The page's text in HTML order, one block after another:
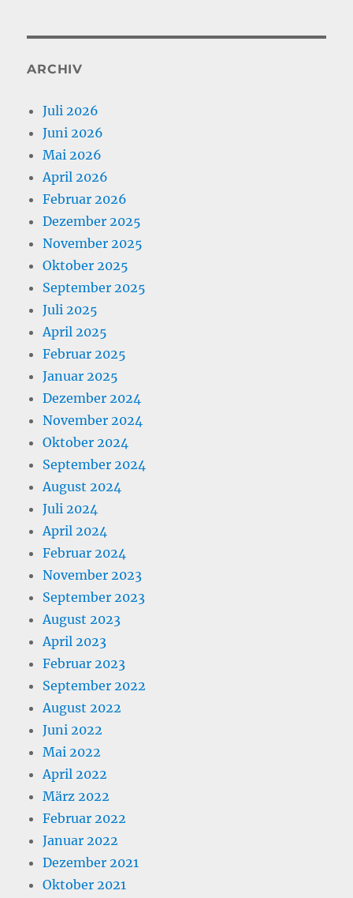
ARCHIV
Juli 2026
Juni 2026
Mai 2026
April 2026
Februar 2026
Dezember 2025
November 2025
Oktober 2025
September 2025
Juli 2025
April 2025
Februar 2025
Januar 2025
Dezember 2024
November 2024
Oktober 2024
September 2024
August 2024
Juli 2024
April 2024
Februar 2024
November 2023
September 2023
August 2023
April 2023
Februar 2023
September 2022
August 2022
Juni 2022
Mai 2022
April 2022
März 2022
Februar 2022
Januar 2022
Dezember 2021
Oktober 2021